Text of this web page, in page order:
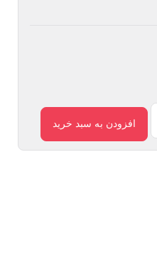
افزودن به سبد خرید